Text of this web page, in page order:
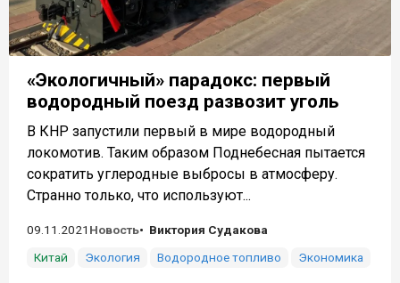
«Экологичный» парадокс: первый
водородный поезд развозит уголь
В КНР запустили первый в мире водородный
локомотив. Таким образом Поднебесная пытается
сократить углеродные выбросы в атмосферу.
Странно только, что используют...
09.11.2021 Новость
Виктория Судакова
Китай
Экология Водородное топливо Экономика